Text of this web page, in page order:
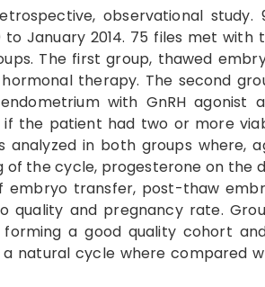
observational study.
January 2014. 75 files met with
The first group, thawed
therapy. The second
with GnRH agonist
if the patient had two or more
in both groups where,
of the cycle, progesterone on the
embryo transfer, post-thaw
quality and pregnancy rate.
a good quality cohort
natural cycle where compared